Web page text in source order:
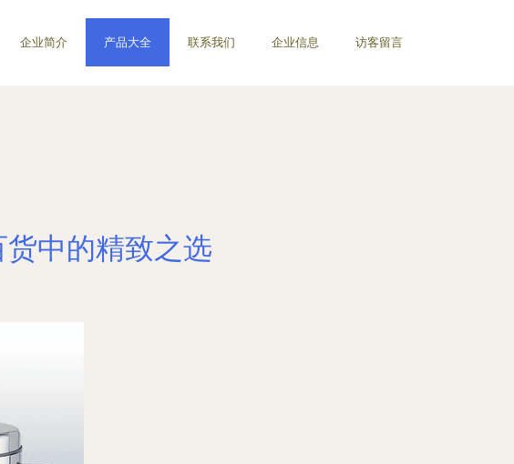
企业简介 产品大全 联系我们 企业信息 访客留言
中的精致之选